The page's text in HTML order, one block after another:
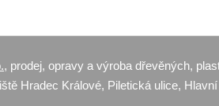
, prodej, opravy a výroba dřevěných,
Hradec Králové, Piletická ulice,